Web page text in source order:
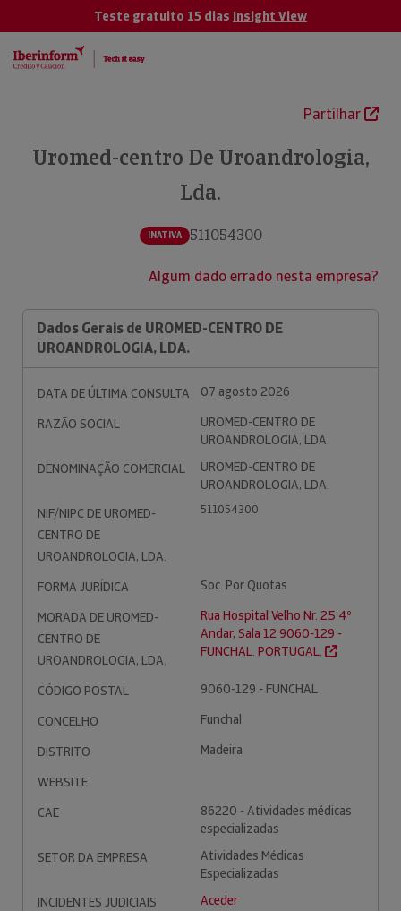
Teste gratuito 15 dias Insight View
Partilhar
Uromed-centro De Uroandrologia,
Lda.
INATIVA 511054300
Algum dado errado nesta empresa?
Dados Gerais de UROMED-CENTRO DE
UROANDROLOGIA, LDA.
DATA DE ÚLTIMA CONSULTA
07 agosto 2026
RAZÃO SOCIAL
UROMED-CENTRO DE
UROANDROLOGIA, LDA.
DENOMINAÇÃO COMERCIAL
UROMED-CENTRO DE
UROANDROLOGIA, LDA.
NIF/NIPC DE UROMED-
CENTRO DE
UROANDROLOGIA, LDA.
511054300
FORMA JURÍDICA
Soc. Por Quotas
MORADA DE UROMED-
CENTRO DE
UROANDROLOGIA, LDA.
Rua Hospital Velho Nr. 25 4º
Andar, Sala 12 9060-129 -
FUNCHAL. PORTUGAL.
CÓDIGO POSTAL
9060-129 - FUNCHAL
CONCELHO
Funchal
DISTRITO
Madeira
WEBSITE
CAE
86220 - Atividades médicas
especializadas
SETOR DA EMPRESA
Atividades Médicas
Especializadas
INCIDENTES JUDICIAIS
Aceder